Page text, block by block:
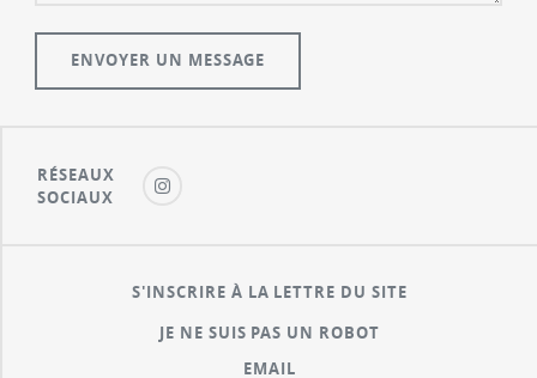
RÉSEAUX
SOCIAUX
S'INSCRIRE À LA LETTRE DU SITE
JE NE SUIS PAS UN ROBOT
EMAIL